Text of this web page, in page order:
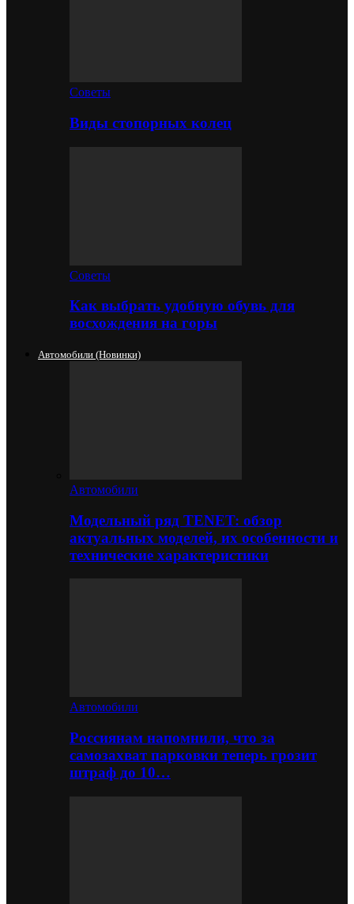
Советы
Виды стопорных колец
Советы
Как выбрать удобную обувь для
восхождения на горы
Автомобили (новинки)
Автомобили
Модельный ряд TENET: обзор
актуальных моделей, их особенности и
технические характеристики
Автомобили
Россиянам напомнили, что за
самозахват парковки теперь грозит
штраф до 10…